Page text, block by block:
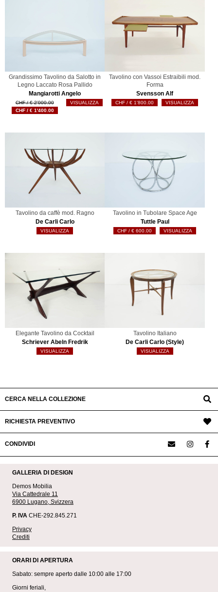
Grandissimo Tavolino da Salotto in
Legno Laccato Rosa Pallido
Mangiarotti Angelo
€2'000.00
€ 2'000.00.
€1'400.00
è:
VISUALIZZA
Tavolino con Vassoi Estraibili mod.
Forma
Svensson Alf
€ 1'800.00 VISUALIZZA
Tavolino da caffè mod. Ragno
De Carli Carlo
VISUALIZZA
Tavolino in Tubolare Space Age
Tuttle Paul
€ 600.00 VISUALIZZA
Elegante Tavolino da Cocktail
Schriever Abeln Fredrik
VISUALIZZA
Tavolino Italiano
De Carli Carlo (Style)
VISUALIZZA
CERCA NELLA COLLEZIONE
RICHIESTA PREVENTIVO
CONDIVIDI
GALLERIA DI DESIGN
Demos Mobilia
Via Cattedrale 11
6900 Lugano, Svizzera
P. IVA CHE-292.845.271
Privacy
Crediti
ORARI DI APERTURA
Sabato: sempre aperto dalle 10:00 alle 17:00
Giorni feriali,